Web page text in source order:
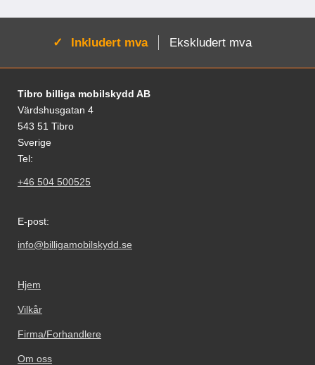
Aktiv:
Inkludert mva Ekskludert mva
Footer-innhold Blandet informasjon og
Tibro billiga mobilskydd AB
Värdshusgatan 4
543 51 Tibro
Sverige
Tel:
+46 504 500525
E-post:
info@billigamobilskydd.se
Hjem
Vilkår
Firma/Forhandlere
Om oss